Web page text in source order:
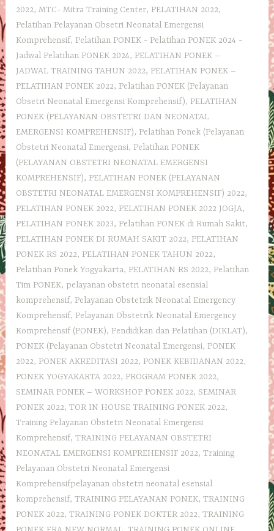
2022,MTC- Mitra Training Center, PELATIHAN 2022,
Pelatihan Pelayanan Obsetri Neonatal Emergensi
Komprehensif, Pelatihan PONEK - Pelatihan PONEK 2024 -
Jadwal Pelatihan PONEK 2024, PELATIHAN PONEK –
JADWAL TRAINING TAHUN 2022, PELATIHAN PONEK –
PELATIHAN PONEK 2022, Pelatihan PONEK (Pelayanan
Obsetri Neonatal Emergensi Komprehensif), PELATIHAN
PONEK (PELAYANAN OBSTETRI DAN NEONATAL
EMERGENSI KOMPREHENSIF), Pelatihan Ponek (Pelayanan
Obstetri Neonatal Emergensi, Pelatihan PONEK
(PELAYANAN OBSTETRI NEONATAL EMERGENSI
KOMPREHENSIF), PELATIHAN PONEK (PELAYANAN
OBSTETRI NEONATAL EMERGENSI KOMPREHENSIF) 2022,
PELATIHAN PONEK 2022, PELATIHAN PONEK 2022 JOGJA,
PELATIHAN PONEK 2023, Pelatihan PONEK di Rumah Sakit,
PELATIHAN PONEK DI RUMAH SAKIT 2022, PELATIHAN
PONEK RS 2022, PELATIHAN PONEK TAHUN 2022,
Pelatihan Ponek Yogyakarta, PELATIHAN RS 2022, Pelatihan
Tim PONEK, pelayanan obstetri neonatal esensial
komprehensif, Pelayanan Obstetrik Neonatal Emergency
Komprehensif, Pelayanan Obstetrik Neonatal Emergency
Komprehensif (PONEK), Pendidikan dan Pelatihan (DIKLAT),
PONEK (Pelayanan Obstetri Neonatal Emergensi, PONEK
2022, PONEK AKREDITASI 2022, PONEK KEBIDANAN 2022,
PONEK YOGYAKARTA 2022, PROGRAM PONEK 2022,
SEMINAR PONEK – WORKSHOP PONEK 2022, SEMINAR
PONEK 2022,TOR IN HOUSE TRAINING PONEK 2022,
Training Pelayanan Obstetri Neonatal Emergensi
Komprehensif,TRAINING PELAYANAN OBSTETRI
NEONATAL EMERGENSI KOMPREHENSIF 2022,Training
Pelayanan Obstetri Neonatal Emergensi
Komprehensifpelayanan obstetri neonatal esensial
komprehensif,TRAINING PELAYANAN PONEK,TRAINING
PONEK 2022,TRAINING PONEK DOKTER 2022,TRAINING